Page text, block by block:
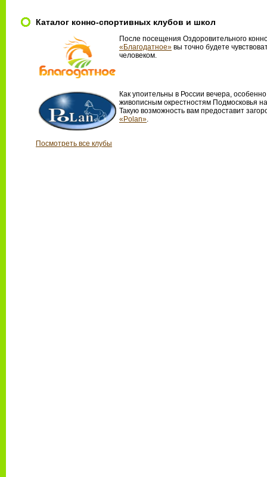
Каталог конно-спортивных клубов и школ
После посещения Оздоровительного
«Благодатное» вы точно будете
человеком.
Как упоительны в России вечера,
живописным окрестностям Подмосковья
Такую возможность вам предоставит
«Polan».
Посмотреть все клубы